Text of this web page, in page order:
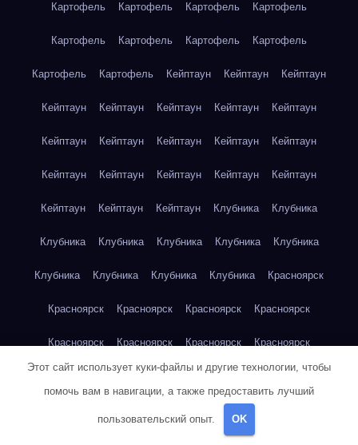
Картофель Картофель Картофель Картофель
Картофель Картофель Картофель Картофель
Картофель Картофель Кейптаун Кейптаун Кейптаун
Кейптаун Кейптаун Кейптаун Кейптаун Кейптаун
Кейптаун Кейптаун Кейптаун Кейптаун Кейптаун
Кейптаун Кейптаун Кейптаун Кейптаун Кейптаун
Кейптаун Кейптаун Кейптаун Клубника Клубника
Клубника Клубника Клубника Клубника Клубника
Клубника Клубника Клубника Клубника Красноярск
Красноярск Красноярск Красноярск Красноярск
Красноярск Красноярск Красноярск Красноярск
Красноярск Красноярск Красноярск
Кукуруза
Этот сайт использует куки-файлы и другие технологии, чтобы
помочь вам в навигации, а также предоставить лучший
пользовательский опыт. OK